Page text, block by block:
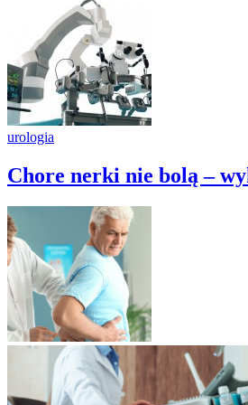
urologia
Chore nerki nie bolą –